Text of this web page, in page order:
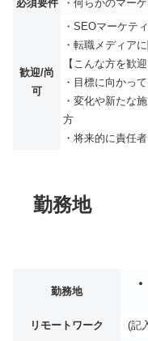
必須要件 ・何らかのマー
歓迎/尚
可
・SEOマーケテ
・転職メディア
【こんな方を歓
・目標に向かっ
・変化や新たな
方
・将来的に責任
勤務地
勤務地
リモートワーク
(記